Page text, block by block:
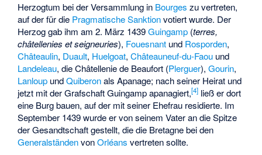
Herzogtum bei der Versammlung in Bourges zu vertreten,
auf der für die Pragmatische Sanktionvotiert wurde. Der
Herzog gab ihm am 2. März 1439Guingamp (terres,
châtellenies et seigneuries), Fouesnant und Rosporden,
Châteaulin, Duault, Huelgoat,Châteauneuf-du-Faou und
Landeleau, die Châtellenie de Beaufort (Plerguer),Gourin,
Lanloup undQuiberonals Apanage; nach seiner Heirat und
jetzt mit der Grafschaft Guingamp apanagiert,[4] ließ er dort
eine Burg bauen, auf der mit seiner Ehefrau residierte. Im
September 1439 wurde er von seinem Vater an die Spitze
der Gesandtschaft gestellt, die die Bretagne bei den
GeneralständenvonOrléans vertreten sollte.